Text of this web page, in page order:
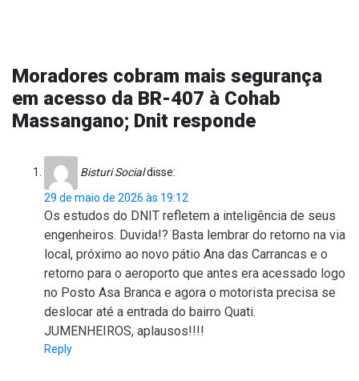
Moradores cobram mais segurança
em acesso da BR-407 à Cohab
Massangano; Dnit responde
Bisturi Socialdisse:
29 de maio de 2026 às 19:12
Os estudos do DNIT refletem a inteligência de seus
engenheiros. Duvida!? Basta lembrar do retorno na via
local, próximo ao novo pátio Ana das Carrancas e o
retorno para o aeroporto que antes era acessado logo
no Posto Asa Branca e agora o motorista precisa se
deslocar até a entrada do bairro Quati.
JUMENHEIROS, aplausos!!!!
Reply